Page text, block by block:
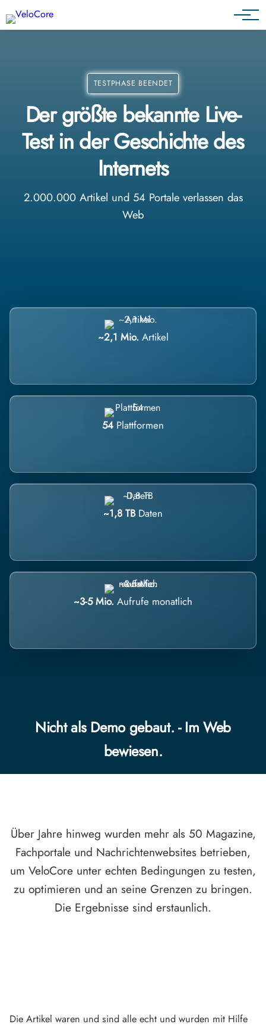
Agenturen & Webdesigner
TESTPHASE BEENDET
Der größte bekannte Live-
Test in der Geschichte des
Internets
2.000.000 Artikel und 54 Portale verlassen das
Web
~2,1 Mio. Artikel
54 Plattformen
~1,8 TB Daten
~3-5 Mio. Aufrufe monatlich
Nicht als Demo gebaut. - Im Web
bewiesen.
Über Jahre hinweg wurden mehr als 50 Magazine,
Fachportale und Nachrichtenwebsites betrieben,
um VeloCore unter echten Bedingungen zu testen,
zu optimieren und an seine Grenzen zu bringen.
Die Ergebnisse sind erstaunlich.
Die Artikel waren und sind alle echt und wurden mit Hilfe